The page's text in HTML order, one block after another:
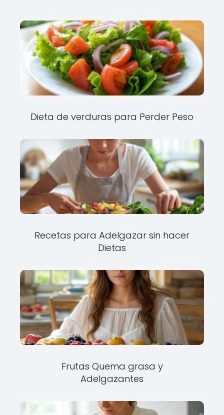
Dieta de verduras para Perder Peso
Recetas para Adelgazar sin hacer
Dietas
Frutas Quema grasa y
Adelgazantes